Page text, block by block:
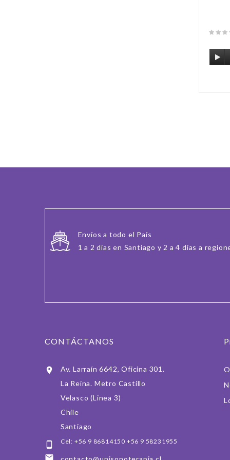
Envíos a todo el País
1 a 2 días en Santiago y 2 a 4 días a
CONTÁCTANOS

Av. Larraín 6642, Oficina 301.
La Reina. Metro Castillo
Velasco (Linea 3)
Chile
Santiago
 Cel: +56 9 86814150 +56 9 58231955
